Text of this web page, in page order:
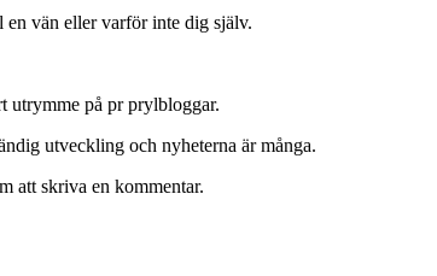
vän eller varför inte dig själv.
utrymme på pr prylbloggar.
utveckling och nyheterna är många.
att skriva en kommentar.